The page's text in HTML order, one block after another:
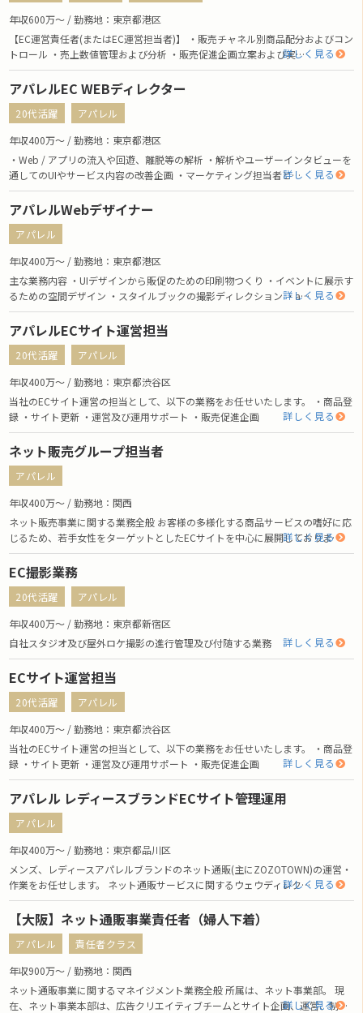
年収600万〜 / 勤務地：東京都港区
【EC運営責任者(またはEC運営担当者)】 ・販売チャネル別商品配分およびコン
トロール ・売上数値管理および分析 ・販売促進企画立案および実…詳しく見る
アパレルEC WEBディレクター
20代活躍
アパレル
年収400万〜 / 勤務地：東京都港区
・Web / アプリの流入や回遊、離脱等の解析 ・解析やユーザーインタビューを
通してのUIやサービス内容の改善企画 ・マーケティング担当者と…詳しく見る
アパレルWebデザイナー
アパレル
年収400万〜 / 勤務地：東京都港区
主な業務内容 ・UIデザインから販促のための印刷物つくり ・イベントに展示す
るための空間デザイン ・スタイルブックの撮影ディレクション ・a…
詳しく見る
アパレルECサイト運営担当
20代活躍
アパレル
年収400万〜 / 勤務地：東京都渋谷区
当社のECサイト運営の担当として、以下の業務をお任せいたします。 ・商品登
録 ・サイト更新 ・運営及び運用サポート ・販売促進企画
詳しく見る
ネット販売グループ担当者
アパレル
年収400万〜 / 勤務地：関西
ネット販売事業に関する業務全般 お客様の多様化する商品サービスの嗜好に応
じるため、若手女性をターゲットとしたECサイトを中心に展開しておりま…
詳しく見る
EC撮影業務
20代活躍
アパレル
年収400万〜 / 勤務地：東京都新宿区
自社スタジオ及び屋外ロケ撮影の進行管理及び付随する業務
詳しく見る
ECサイト運営担当
20代活躍
アパレル
年収400万〜 / 勤務地：東京都渋谷区
当社のECサイト運営の担当として、以下の業務をお任せいたします。 ・商品登
録 ・サイト更新 ・運営及び運用サポート ・販売促進企画
詳しく見る
アパレル レディースブランドECサイト管理運用
アパレル
年収400万〜 / 勤務地：東京都品川区
メンズ、レディースアパレルブランドのネット通販(主にZOZOTOWN)の運営・
作業をお任せします。 ネット通販サービスに関するウェウディレク…
詳しく見る
【大阪】ネット通販事業責任者（婦人下着）
アパレル
責任者クラス
年収900万〜 / 勤務地：関西
ネット通販事業に関するマネイジメント業務全般 所属は、ネット事業部。 現
在、ネット事業本部は、広告クリエイティブチームとサイト企画、運営、制…
詳しく見る